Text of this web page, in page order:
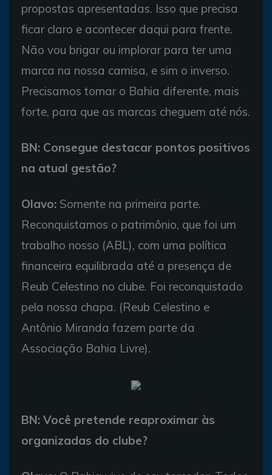
propostas apresentadas. Isso que precisa
ficar claro e acontecer daqui para frente.
Não vou brigar ou implorar para ter uma
marca na nossa camisa, e sim o inverso.
Precisamos tornar o Bahia diferente, mais
forte, para que as marcas cheguem até nós.
BN: Consegue destacar pontos positivos
na atual gestão?
Olavo: Somente na primeira parte.
Reconquistamos o patrimônio, que foi um
trabalho nosso (ABL), com uma política
financeira equilibrada até a presença de
Reub Celestino no clube. Foi reconquistado
pela nossa chapa. (Reub Celestino e
Antônio Miranda fazem parte da
Associação Bahia Livre).
BN: Você pretende reaproximar às
organizadas do clube?